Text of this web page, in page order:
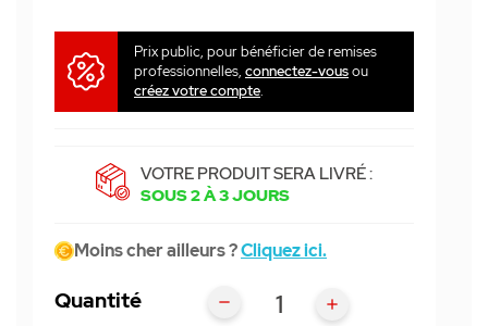
Prix public, pour bénéficier de remises
professionnelles, connectez-vousou
créez votre compte.
VOTRE PRODUIT SERA LIVRÉ :
SOUS 2 À 3 JOURS
Moins cher ailleurs ?Cliquez ici.
Quantité